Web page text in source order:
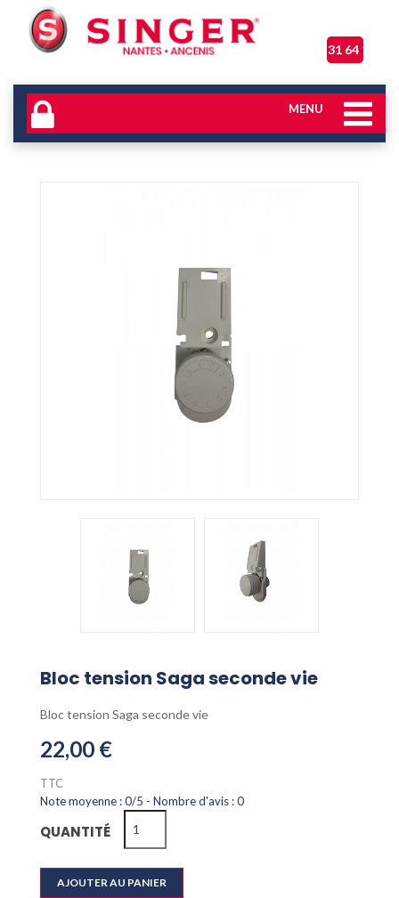
06 31 64 17 04
MENU
Bloc tension Saga seconde vie
Bloc tension Saga seconde vie
22,00 €
TTC
Note moyenne :0/5 - Nombre d'avis :0
QUANTITÉ
AJOUTER AU PANIER